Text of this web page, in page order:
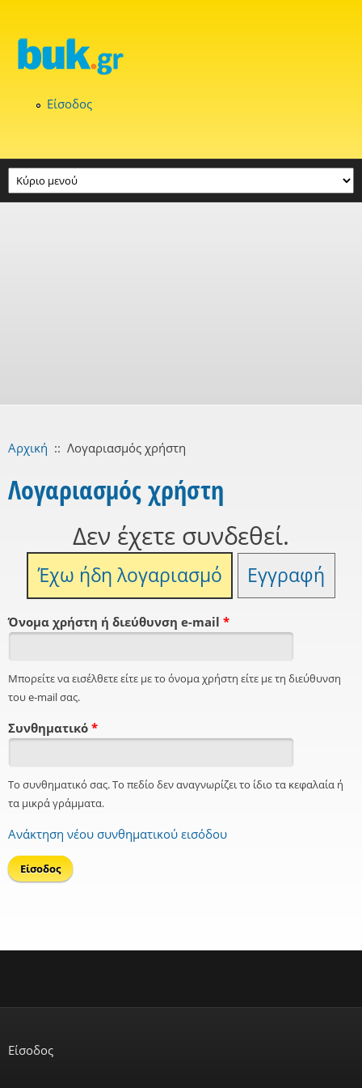
Είσοδος
Αρχική :: Λογαριασμός χρήστη
Λογαριασμός χρήστη
Δεν έχετε συνδεθεί.
Έχω ήδη λογαριασμό Εγγραφή
Όνομα χρήστη ή διεύθυνση e-mail *
Μπορείτε να εισέλθετε είτε με το όνομα χρήστη είτε με τη διεύθυνση
του e-mail σας.
Συνθηματικό *
Το συνθηματικό σας. Το πεδίο δεν αναγνωρίζει το ίδιο τα κεφαλαία ή
τα μικρά γράμματα.
Ανάκτηση νέου συνθηματικού εισόδου
Είσοδος